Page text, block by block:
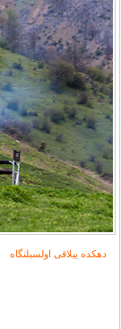
دهکده ییلاقی اولسبلنگاه